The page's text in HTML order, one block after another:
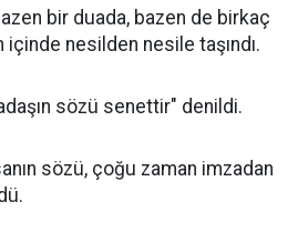
bir duada, bazen de birkaç
nesilden nesile taşındı.
sözü senettir" denildi.
sözü, çoğu zaman imzadan